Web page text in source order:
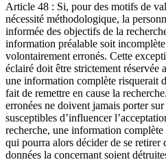
Article 48 : Si, pour des motifs de
nécessité méthodologique, la
informée des objectifs de la
information préalable soit
volontairement erronés. Cette
éclairé doit être strictement réservée
une information complète risquerait
fait de remettre en cause la
erronées ne doivent jamais porter
susceptibles d’influencer
recherche, une information
qui pourra alors décider de se retirer
données la concernant soient